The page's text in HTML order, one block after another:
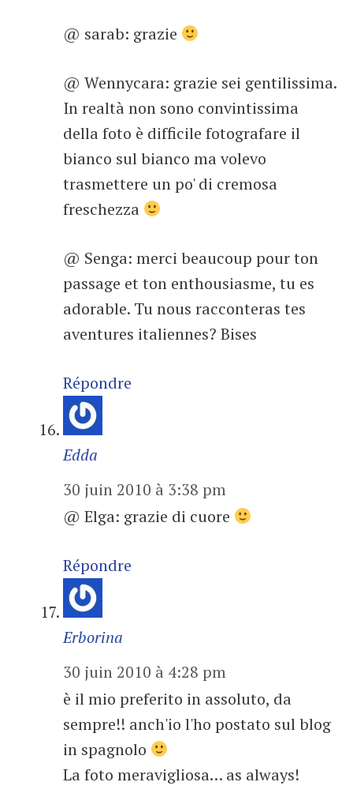
@ sarab: grazie
@ Wennycara: grazie sei gentilissima.
In realtà non sono convintissima
della foto è difficile fotografare il
bianco sul bianco ma volevo
trasmettere un po' di cremosa
freschezza
@ Senga: merci beaucoup pour ton
passage et ton enthousiasme, tu es
adorable. Tu nous racconteras tes
aventures italiennes? Bises
Répondre
Edda
30 juin 2010 à 3:38 pm
@ Elga: grazie di cuore
Répondre
Erborina
30 juin 2010 à 4:28 pm
è il mio preferito in assoluto, da
sempre!! anch'io l'ho postato sul blog
in spagnolo
La foto meravigliosa… as always!